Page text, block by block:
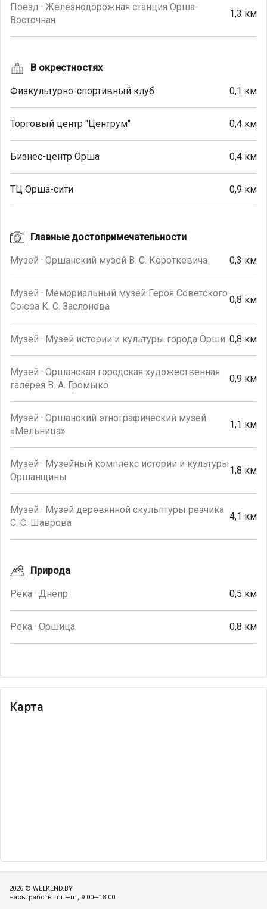
Поезд · Железнодорожная станция Орша-
Восточная
1,3 км
В окрестностях
Физкультурно-спортивный клуб 0,1 км
Торговый центр "Центрум" 0,4 км
Бизнес-центр Орша 0,4 км
ТЦ Орша-сити 0,9 км
Главные достопримечательности
Музей · Оршанский музей В. С. Короткевича 0,3 км
Музей · Мемориальный музей Героя Советского
Союза К. С. Заслонова
0,8 км
Музей · Музей истории и культуры города Орши 0,8 км
Музей · Оршанская городская художественная
галерея В. А. Громыко
0,9 км
Музей · Оршанский этнографический музей
«Мельница»
1,1 км
Музей · Музейный комплекс истории и культуры
Оршанщины
1,8 км
Музей · Музей деревянной скульптуры резчика
С. С. Шаврова
4,1 км
Природа
Река · Днепр 0,5 км
Река · Оршица 0,8 км
Карта
2026 © WEEKEND.BY
Часы работы: пн—пт, 9:00—18:00.